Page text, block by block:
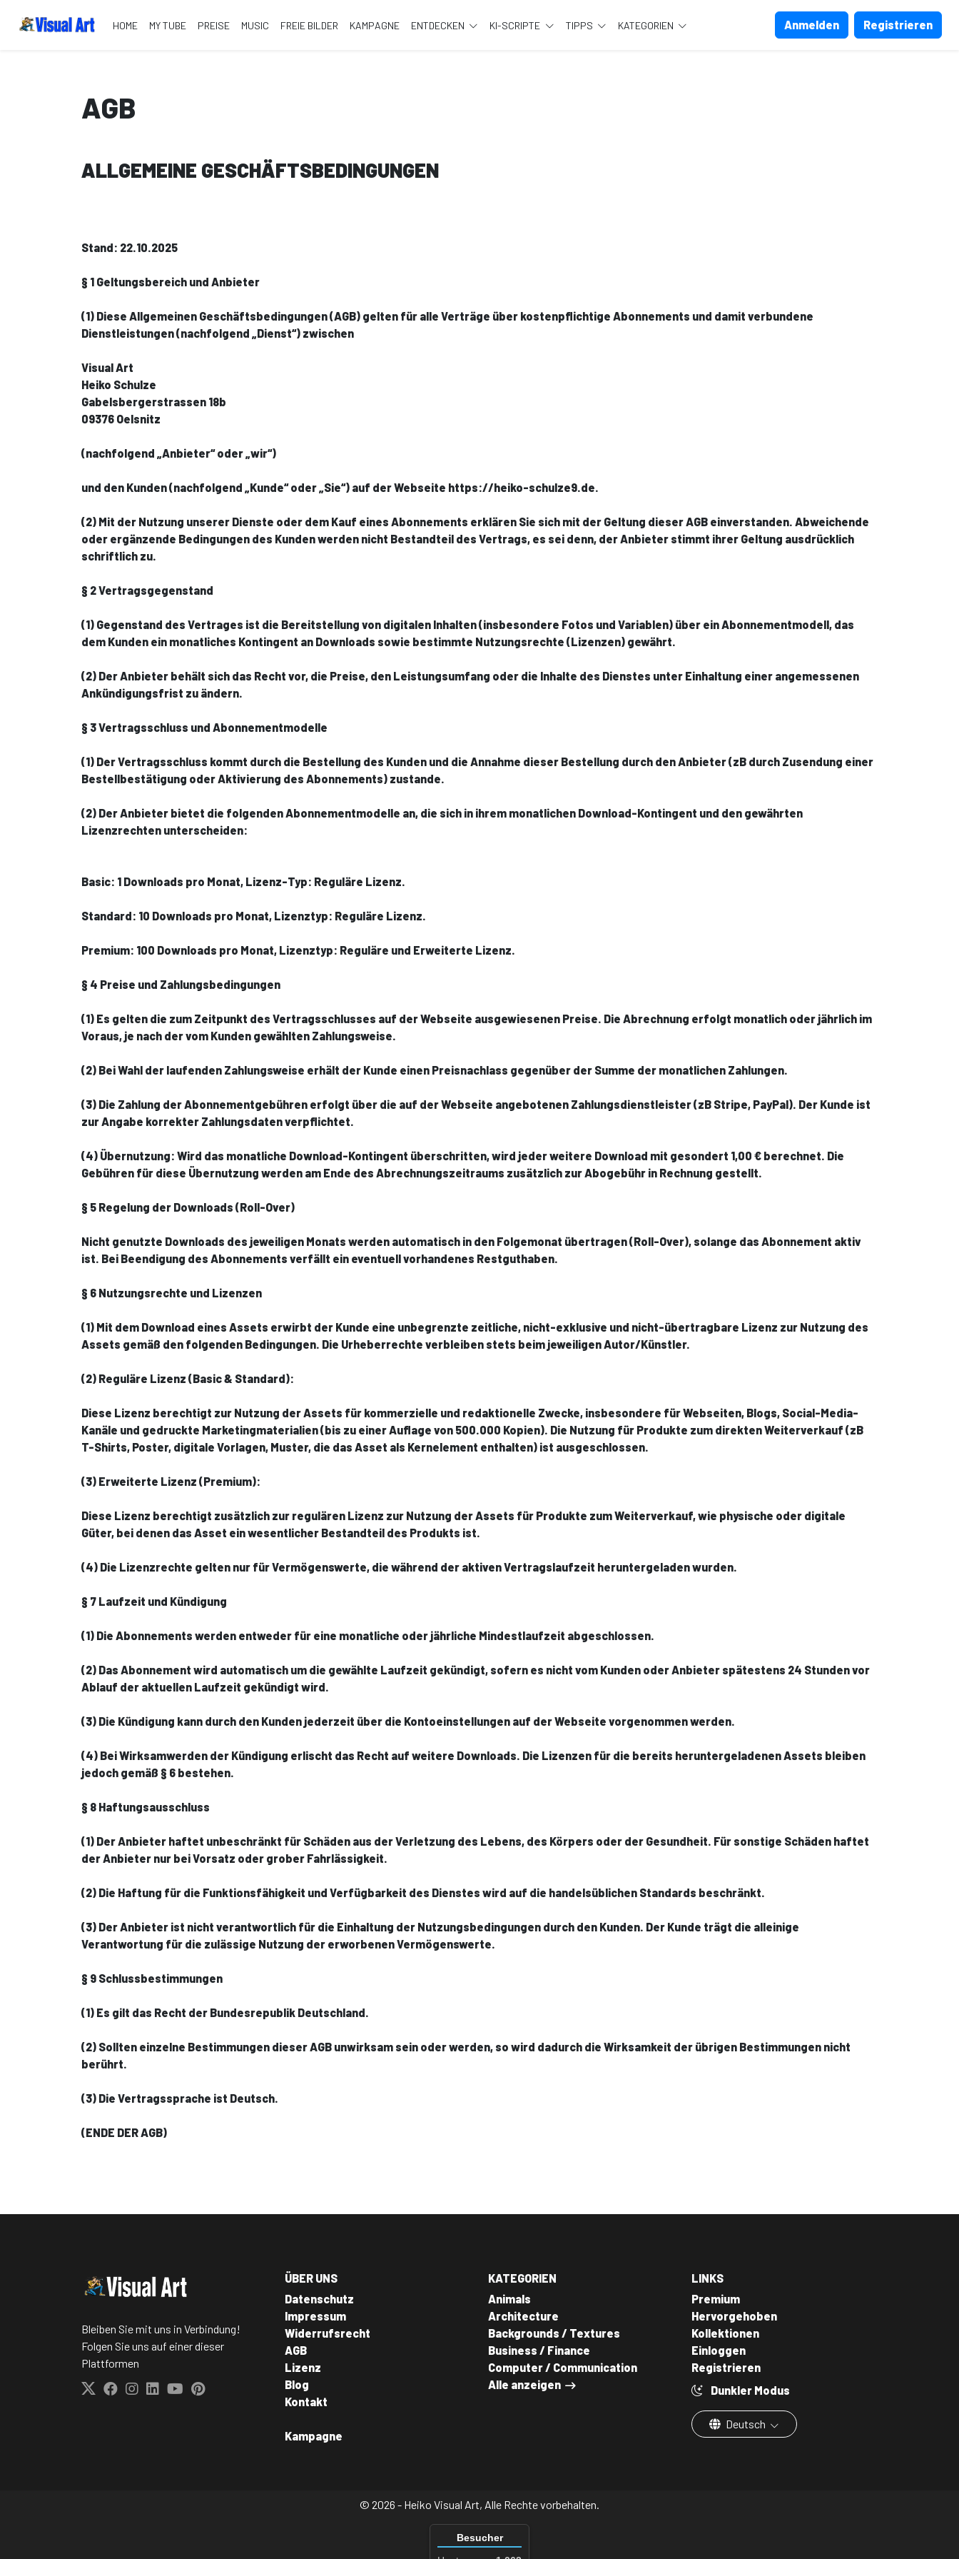
HOME MY TUBE PREISE MUSIC FREIE BILDER KAMPAGNE ENTDECKEN KI-SCRIPTE TIPPS KATEGORIEN Anmelden Registrieren
AGB
ALLGEMEINE GESCHÄFTSBEDINGUNGEN
Stand: 22.10.2025
§ 1 Geltungsbereich und Anbieter
(1) Diese Allgemeinen Geschäftsbedingungen (AGB) gelten für alle Verträge über kostenpflichtige Abonnements und damit verbundene
Dienstleistungen (nachfolgend „Dienst“) zwischen
Visual Art
Heiko Schulze
Gabelsbergerstrassen 18b
09376 Oelsnitz
(nachfolgend „Anbieter“ oder „wir“)
und den Kunden (nachfolgend „Kunde“ oder „Sie“) auf der Webseite https://heiko-schulze9.de.
(2) Mit der Nutzung unserer Dienste oder dem Kauf eines Abonnements erklären Sie sich mit der Geltung dieser AGB einverstanden. Abweichende
oder ergänzende Bedingungen des Kunden werden nicht Bestandteil des Vertrags, es sei denn, der Anbieter stimmt ihrer Geltung ausdrücklich
schriftlich zu.
§ 2 Vertragsgegenstand
(1) Gegenstand des Vertrages ist die Bereitstellung von digitalen Inhalten (insbesondere Fotos und Variablen) über ein Abonnementmodell, das
dem Kunden ein monatliches Kontingent an Downloads sowie bestimmte Nutzungsrechte (Lizenzen) gewährt.
(2) Der Anbieter behält sich das Recht vor, die Preise, den Leistungsumfang oder die Inhalte des Dienstes unter Einhaltung einer angemessenen
Ankündigungsfrist zu ändern.
§ 3 Vertragsschluss und Abonnementmodelle
(1) Der Vertragsschluss kommt durch die Bestellung des Kunden und die Annahme dieser Bestellung durch den Anbieter (zB durch Zusendung einer
Bestellbestätigung oder Aktivierung des Abonnements) zustande.
(2) Der Anbieter bietet die folgenden Abonnementmodelle an, die sich in ihrem monatlichen Download-Kontingent und den gewährten
Lizenzrechten unterscheiden:
Basic: 1 Downloads pro Monat, Lizenz-Typ: Reguläre Lizenz.
Standard: 10 Downloads pro Monat, Lizenztyp: Reguläre Lizenz.
Premium: 100 Downloads pro Monat, Lizenztyp: Reguläre und Erweiterte Lizenz.
§ 4 Preise und Zahlungsbedingungen
(1) Es gelten die zum Zeitpunkt des Vertragsschlusses auf der Webseite ausgewiesenen Preise. Die Abrechnung erfolgt monatlich oder jährlich im
Voraus, je nach der vom Kunden gewählten Zahlungsweise.
(2) Bei Wahl der laufenden Zahlungsweise erhält der Kunde einen Preisnachlass gegenüber der Summe der monatlichen Zahlungen.
(3) Die Zahlung der Abonnementgebühren erfolgt über die auf der Webseite angebotenen Zahlungsdienstleister (zB Stripe, PayPal). Der Kunde ist
zur Angabe korrekter Zahlungsdaten verpflichtet.
(4) Übernutzung: Wird das monatliche Download-Kontingent überschritten, wird jeder weitere Download mit gesondert 1,00 € berechnet. Die
Gebühren für diese Übernutzung werden am Ende des Abrechnungszeitraums zusätzlich zur Abogebühr in Rechnung gestellt.
§ 5 Regelung der Downloads (Roll-Over)
Nicht genutzte Downloads des jeweiligen Monats werden automatisch in den Folgemonat übertragen (Roll-Over), solange das Abonnement aktiv
ist. Bei Beendigung des Abonnements verfällt ein eventuell vorhandenes Restguthaben.
§ 6 Nutzungsrechte und Lizenzen
(1) Mit dem Download eines Assets erwirbt der Kunde eine unbegrenzte zeitliche, nicht-exklusive und nicht-übertragbare Lizenz zur Nutzung des
Assets gemäß den folgenden Bedingungen. Die Urheberrechte verbleiben stets beim jeweiligen Autor/Künstler.
(2) Reguläre Lizenz (Basic & Standard):
Diese Lizenz berechtigt zur Nutzung der Assets für kommerzielle und redaktionelle Zwecke, insbesondere für Webseiten, Blogs, Social-Media-
Kanäle und gedruckte Marketingmaterialien (bis zu einer Auflage von 500.000 Kopien). Die Nutzung für Produkte zum direkten Weiterverkauf (zB
T-Shirts, Poster, digitale Vorlagen, Muster, die das Asset als Kernelement enthalten) ist ausgeschlossen.
(3) Erweiterte Lizenz (Premium):
Diese Lizenz berechtigt zusätzlich zur regulären Lizenz zur Nutzung der Assets für Produkte zum Weiterverkauf, wie physische oder digitale
Güter, bei denen das Asset ein wesentlicher Bestandteil des Produkts ist.
(4) Die Lizenzrechte gelten nur für Vermögenswerte, die während der aktiven Vertragslaufzeit heruntergeladen wurden.
§ 7 Laufzeit und Kündigung
(1) Die Abonnements werden entweder für eine monatliche oder jährliche Mindestlaufzeit abgeschlossen.
(2) Das Abonnement wird automatisch um die gewählte Laufzeit gekündigt, sofern es nicht vom Kunden oder Anbieter spätestens 24 Stunden vor
Ablauf der aktuellen Laufzeit gekündigt wird.
(3) Die Kündigung kann durch den Kunden jederzeit über die Kontoeinstellungen auf der Webseite vorgenommen werden.
(4) Bei Wirksamwerden der Kündigung erlischt das Recht auf weitere Downloads. Die Lizenzen für die bereits heruntergeladenen Assets bleiben
jedoch gemäß § 6 bestehen.
§ 8 Haftungsausschluss
(1) Der Anbieter haftet unbeschränkt für Schäden aus der Verletzung des Lebens, des Körpers oder der Gesundheit. Für sonstige Schäden haftet
der Anbieter nur bei Vorsatz oder grober Fahrlässigkeit.
(2) Die Haftung für die Funktionsfähigkeit und Verfügbarkeit des Dienstes wird auf die handelsüblichen Standards beschränkt.
(3) Der Anbieter ist nicht verantwortlich für die Einhaltung der Nutzungsbedingungen durch den Kunden. Der Kunde trägt die alleinige
Verantwortung für die zulässige Nutzung der erworbenen Vermögenswerte.
§ 9 Schlussbestimmungen
(1) Es gilt das Recht der Bundesrepublik Deutschland.
(2) Sollten einzelne Bestimmungen dieser AGB unwirksam sein oder werden, so wird dadurch die Wirksamkeit der übrigen Bestimmungen nicht
berührt.
(3) Die Vertragssprache ist Deutsch.
(ENDE DER AGB)
Bleiben Sie mit uns in Verbindung!
Folgen Sie uns auf einer dieser
Plattformen
ÜBER UNS
Datenschutz
Impressum
Widerrufsrecht
AGB
Lizenz
Blog
Kontakt
Kampagne
KATEGORIEN
Animals
Architecture
Backgrounds / Textures
Business / Finance
Computer / Communication
Alle anzeigen
LINKS
Premium
Hervorgehoben
Kollektionen
Einloggen
Registrieren
Dunkler Modus
Deutsch
© 2026 - Heiko Visual Art, Alle Rechte vorbehalten.
Besucher